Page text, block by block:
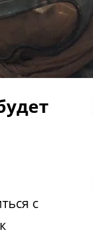
с